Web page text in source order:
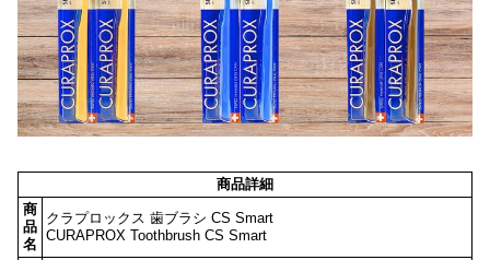
商品詳細
商
品
名
クラプロックス 歯ブラシ CS Smart
CURAPROX Toothbrush CS Smart